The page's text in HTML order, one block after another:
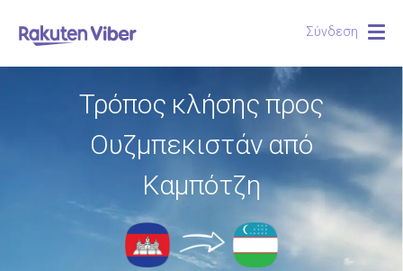
Σύνδεση
Τρόπος κλήσης προς
Ουζμπεκιστάν από
Καμπότζη